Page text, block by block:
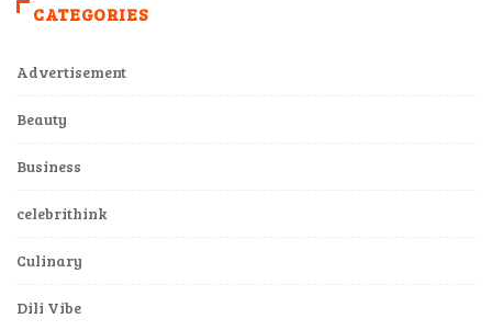
CATEGORIES
Advertisement
Beauty
Business
celebrithink
Culinary
Dili Vibe